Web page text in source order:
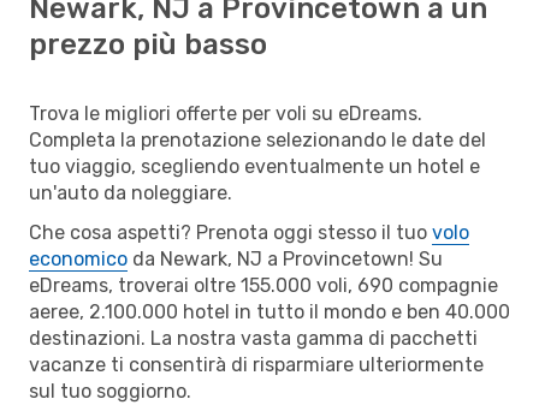
Newark, NJ a Provincetown a un
prezzo più basso
Trova le migliori offerte per voli su eDreams.
Completa la prenotazione selezionando le date del
tuo viaggio, scegliendo eventualmente un hotel e
un'auto da noleggiare.
Che cosa aspetti? Prenota oggi stesso il tuo volo
economico da Newark, NJ a Provincetown! Su
eDreams, troverai oltre 155.000 voli, 690 compagnie
aeree, 2.100.000 hotel in tutto il mondo e ben 40.000
destinazioni. La nostra vasta gamma di pacchetti
vacanze ti consentirà di risparmiare ulteriormente
sul tuo soggiorno.